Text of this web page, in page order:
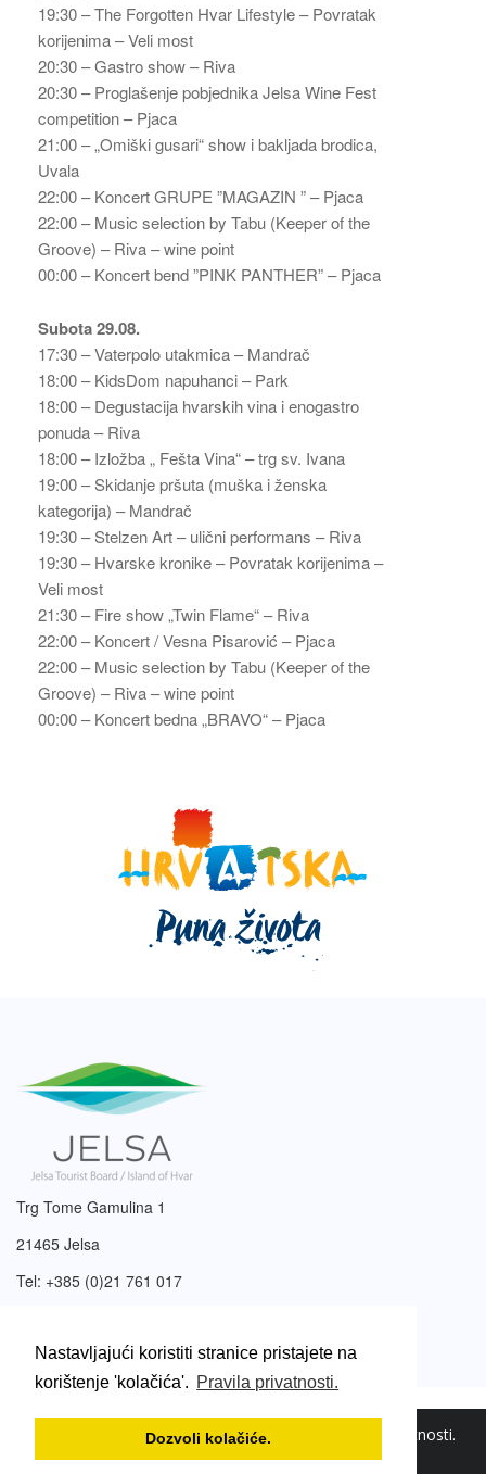
Nastavljajući koristiti stranice pristajete na
korištenje 'kolačića'. Pravila privatnosti.
Dozvoli kolačiće.
19:30 – The Forgotten Hvar Lifestyle – Povratak
korijenima – Veli most
20:30 – Gastro show – Riva
20:30 – Proglašenje pobjednika Jelsa Wine Fest
competition – Pjaca
21:00 – „Omiški gusari“ show i bakljada brodica,
Uvala
22:00 – Koncert GRUPE ”MAGAZIN ” – Pjaca
22:00 – Music selection by Tabu (Keeper of the
Groove) – Riva – wine point
00:00 – Koncert bend ”PINK PANTHER” – Pjaca
Subota 29.08.
17:30 – Vaterpolo utakmica – Mandrač
18:00 – KidsDom napuhanci – Park
18:00 – Degustacija hvarskih vina i enogastro
ponuda – Riva
18:00 – Izložba „ Fešta Vina“ – trg sv. Ivana
19:00 – Skidanje pršuta (muška i ženska
kategorija) – Mandrač
19:30 – Stelzen Art – ulični performans – Riva
19:30 – Hvarske kronike – Povratak korijenima –
Veli most
21:30 – Fire show „Twin Flame“ – Riva
22:00 – Koncert / Vesna Pisarović – Pjaca
22:00 – Music selection by Tabu (Keeper of the
Groove) – Riva – wine point
00:00 – Koncert bedna „BRAVO“ – Pjaca
Trg Tome Gamulina 1
21465 Jelsa
Tel: +385 (0)21 761 017
2003. – 2026. © Turistička zajednica Jelsa. Pravila privatnosti.